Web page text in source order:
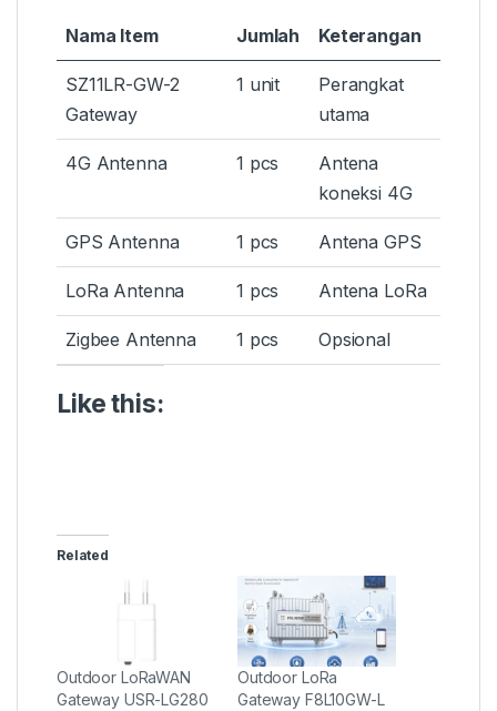
Nama Item Jumlah Keterangan
SZ11LR-GW-2
Gateway
1 unit
Perangkat
utama
4G Antenna 1 pcs
Antena
koneksi 4G
GPS Antenna 1 pcs Antena GPS
LoRa Antenna 1 pcs Antena LoRa
Zigbee Antenna 1 pcs Opsional
Like this:
Related
Outdoor LoRaWAN
Gateway USR-LG280
Outdoor LoRa
Gateway F8L10GW-L